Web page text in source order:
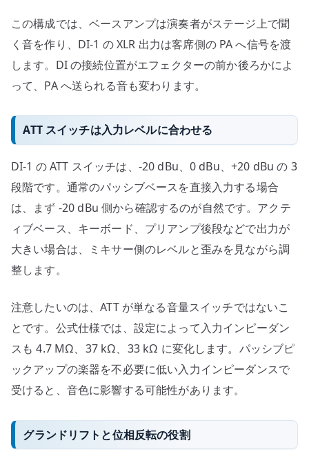
この構成では、ベースアンプは演奏者がステージ上で聞
く音を作り、DI-1 の XLR 出力は客席側の PA へ信号を渡
します。DI の接続位置がエフェクターの前か後ろかによ
って、PA へ送られる音も変わります。
ATT スイッチは入力レベルに合わせる
DI-1 の ATT スイッチは、-20 dBu、0 dBu、+20 dBu の 3
段階です。通常のパッシブベースを直接入力する場合
は、まず -20 dBu 側から確認するのが自然です。アクテ
ィブベース、キーボード、プリアンプ後段などで出力が
大きい場合は、ミキサー側のレベルと歪みを見ながら調
整します。
注意したいのは、ATT が単なる音量スイッチではないこ
とです。公式仕様では、設定によって入力インピーダン
スも 4.7 MΩ、37 kΩ、33 kΩ に変化します。パッシブピ
ックアップの楽器を不必要に低い入力インピーダンスで
受けると、音色に影響する可能性があります。
グランドリフトと位相反転の役割